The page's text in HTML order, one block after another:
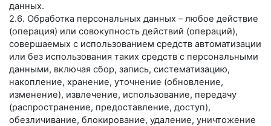
данных.
2.6. Обработка персональных данных – любое действие
(операция) или совокупность действий (операций),
совершаемых с использованием средств автоматизации
или без использования таких средств с персональными
данными, включая сбор, запись, систематизацию,
накопление, хранение, уточнение (обновление,
изменение), извлечение, использование, передачу
(распространение, предоставление, доступ),
обезличивание, блокирование, удаление, уничтожение